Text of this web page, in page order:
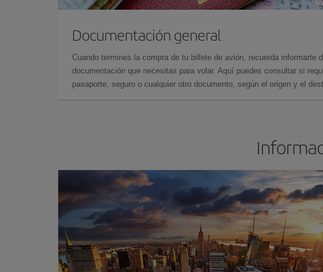
Documentación general
Cuando termines la compra de tu billete de avión, recuerda informarte
documentación que necesitas para volar. Aquí puedes consultar si
pasaporte, seguro o cualquier otro documento, según el origen y el